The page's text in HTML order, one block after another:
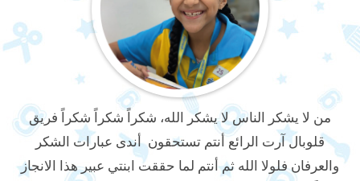
من لا يشكر الناس لا يشكر الله، شكراً شكراً شكراً فريق
قلوبال آرت الرائع أنتم تستحقون أندى عبارات الشكر
والعرفان فلولا الله ثم أنتم لما حققت ابنتي عبير هذا الانجاز